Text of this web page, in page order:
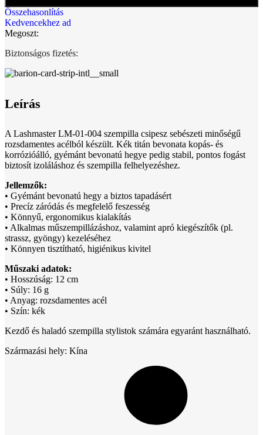
Összehasonlítás
Kedvencekhez ad
Megoszt:
Biztonságos fizetés:
Leírás
A Lashmaster LM-01-004 szempilla csipesz sebészeti minőségű
rozsdamentes acélból készült. Kék titán bevonata kopás- és
korrózióálló, gyémánt bevonatú hegye pedig stabil, pontos fogást
biztosít izoláláshoz és szempilla felhelyezéshez.
Jellemzők:
• Gyémánt bevonatú hegy a biztos tapadásért
• Precíz záródás és megfelelő feszesség
• Könnyű, ergonomikus kialakítás
• Alkalmas műszempillázáshoz, valamint apró kiegészítők (pl.
strassz, gyöngy) kezeléséhez
• Könnyen tisztítható, higiénikus kivitel
Műszaki adatok:
• Hosszúság: 12 cm
• Súly: 16 g
• Anyag: rozsdamentes acél
• Szín: kék
Kezdő és haladó szempilla stylistok számára egyaránt használható.
Származási hely: Kína